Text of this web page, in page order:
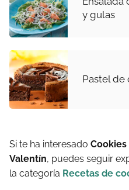
y gulas
Pastel
Si te ha interesado
Valentín, puedes seguir
la categoría Recetas de